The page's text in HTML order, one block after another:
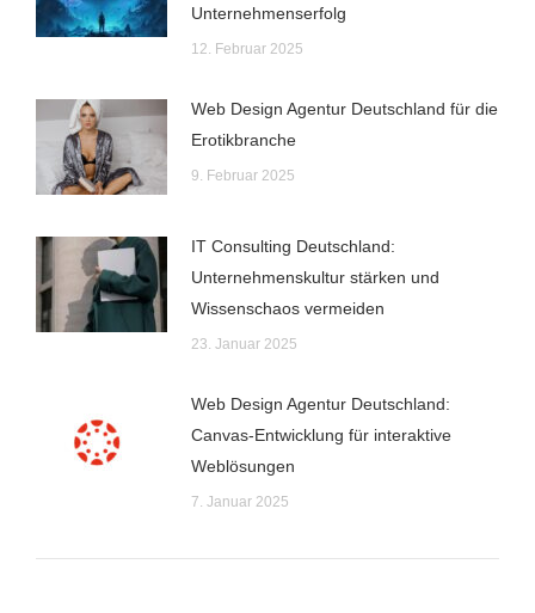
Unternehmenserfolg
12. Februar 2025
Web Design Agentur Deutschland für die
Erotikbranche
9. Februar 2025
IT Consulting Deutschland:
Unternehmenskultur stärken und
Wissenschaos vermeiden
23. Januar 2025
Web Design Agentur Deutschland:
Canvas-Entwicklung für interaktive
Weblösungen
7. Januar 2025